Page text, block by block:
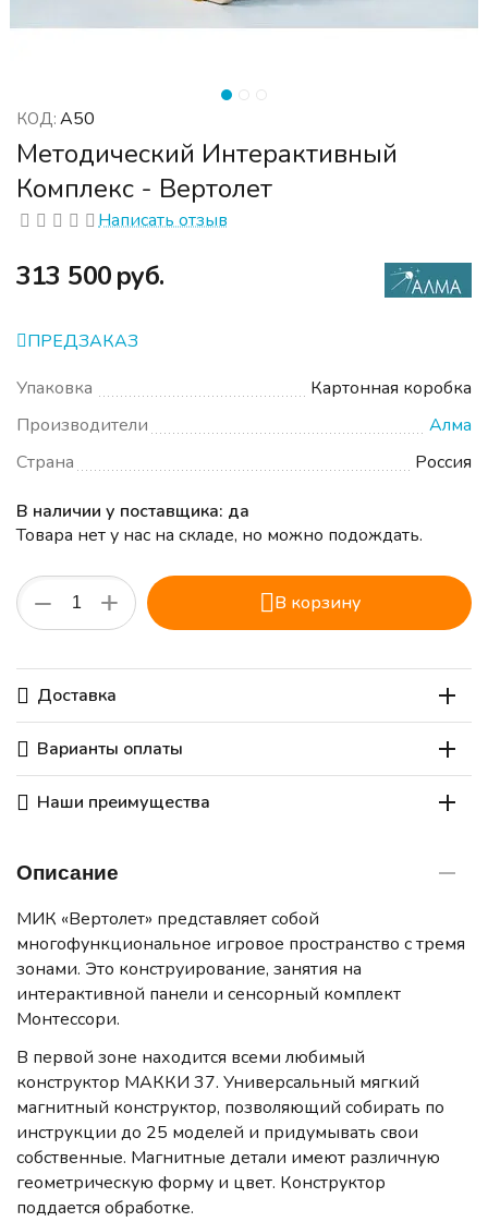
КОД: А50
Методический Интерактивный
Комплекс - Вертолет
Написать отзыв
‍313 500‍руб.
ПРЕДЗАКАЗ
Упаковка
Картонная коробка
Производители
Алма
Страна
Россия
В наличии у поставщика: да
Товара нет у нас на складе, но можно подождать.
+
− В корзину
Доставка
Варианты оплаты
Наши преимущества
Описание
МИК «Вертолет» представляет собой
многофункциональное игровое пространство с тремя
зонами. Это конструирование, занятия на
интерактивной панели и сенсорный комплект
Монтессори.
В первой зоне находится всеми любимый
конструктор МАККИ 37. Универсальный мягкий
магнитный конструктор, позволяющий собирать по
инструкции до 25 моделей и придумывать свои
собственные. Магнитные детали имеют различную
геометрическую форму и цвет. Конструктор
поддается обработке.